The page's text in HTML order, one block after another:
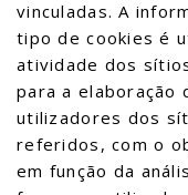
vinculadas. A
tipo de cookies é
atividade dos
para a elaboração
utilizadores dos
referidos, com o
em função da